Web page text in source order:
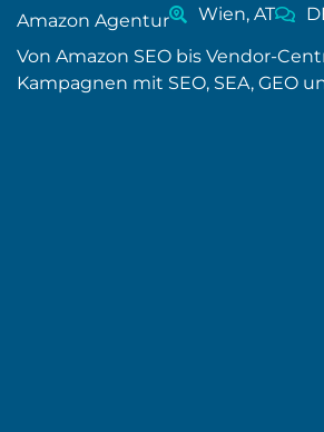
Amazon Agentur Wien, AT
Von Amazon SEO bis Vendor-
Kampagnen mit SEO, SEA, GEO